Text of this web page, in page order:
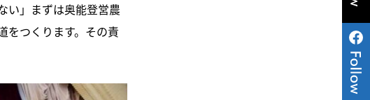
い」まずは奥能登営農
をつくります。その責